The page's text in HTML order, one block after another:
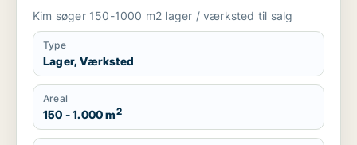
Kim søger 150-1000 m2 lager / værksted til salg
Type
Lager, Værksted
Areal
150 - 1.000 m2